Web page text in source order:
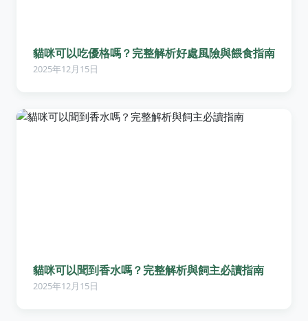
貓咪可以吃優格嗎？完整解析好處風險與餵食指南
2025年12月15日
貓咪可以聞到香水嗎？完整解析與飼主必讀指南
2025年12月15日